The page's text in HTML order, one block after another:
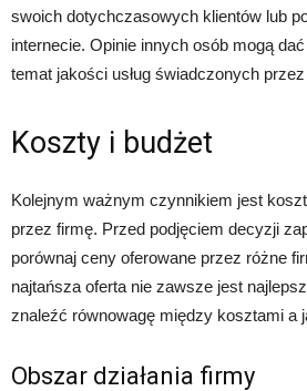
swoich dotychczasowych klientów lub
internecie. Opinie innych osób mogą
temat jakości usług świadczonych
Koszty i budżet
Kolejnym ważnym czynnikiem jest
przez firmę. Przed podjęciem decyzji
porównaj ceny oferowane przez różne
najtańsza oferta nie zawsze jest
znaleźć równowagę między kosztami a
Obszar działania firmy